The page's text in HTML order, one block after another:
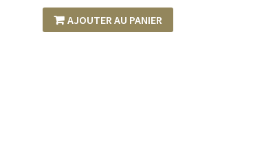
AJOUTER AU PANIER